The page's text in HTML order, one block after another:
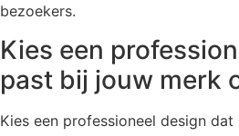
bezoekers.
Kies een
past bij jouw merk
Kies een professioneel design